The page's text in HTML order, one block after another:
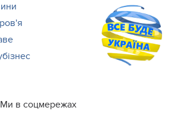
Ми в соцмережах